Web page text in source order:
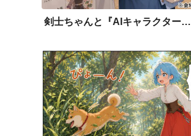
剣士ちゃんと『AIキャラクターフェスティバル』